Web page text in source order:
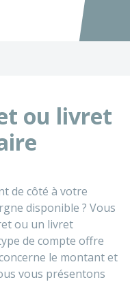
Accéder
ou livret
de côté à votre
disponible ? Vous
ou un livret
de compte offre
le montant et
vous présentons